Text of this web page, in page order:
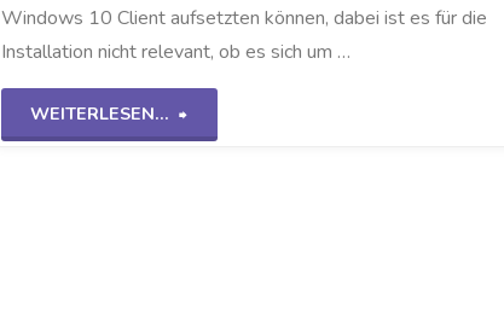
Windows 10 Client aufsetzten können, dabei ist es für die
Installation nicht relevant, ob es sich um …
WEITERLESEN...
"Grundinstallation